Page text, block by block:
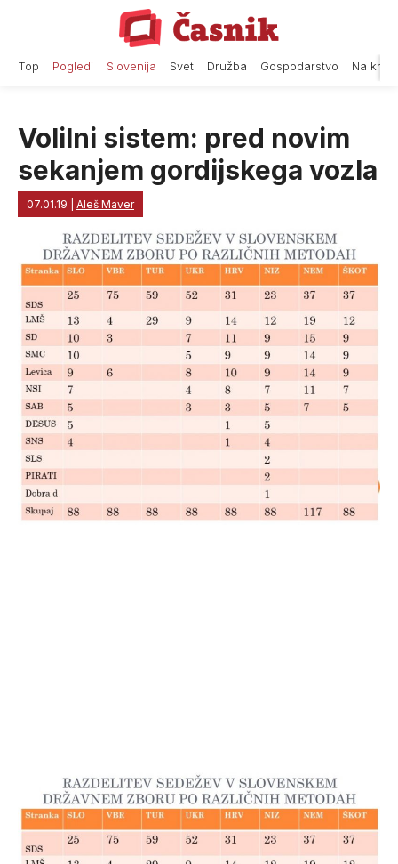
Top Pogledi Slovenija Svet Družba Gospodarstvo Na
Volilni sistem: pred novim
sekanjem gordijskega vozla
07.01.19 Aleš Maver